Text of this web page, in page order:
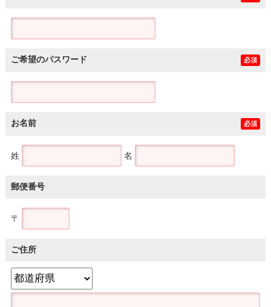
ご希望のパスワード 必須
お名前 必須
姓 名
郵便番号
〒
ご住所